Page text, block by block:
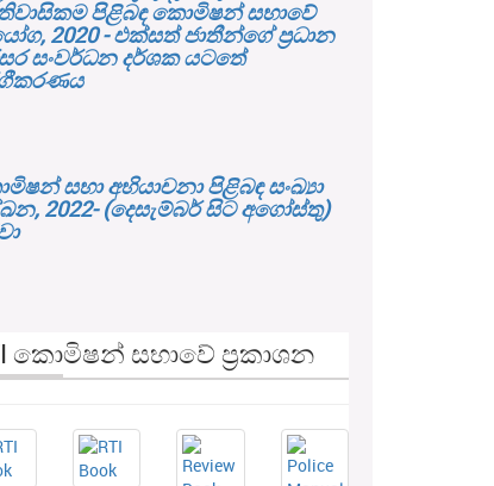
පිළිබඳ කොමිෂන් සභාවේ
2020 - එක්සත් ජාතීන්ගේ ප්‍රධාන
සංවර්ධන දර්ශක යටතේ
සභා අභියාචනා පිළිබඳ සංඛ්‍යා
2022- (දෙසැම්බර් සිට අගෝස්තු)
කොමිෂන් සභාවේ ප්‍රකාශන